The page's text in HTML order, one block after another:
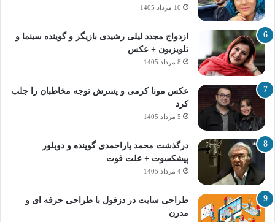
10 مرداد 1405
ازدواج مجدد لیلی رشیدی بازیگر و گوینده سینما و
تلویزیون + عکس
8 مرداد 1405
عکس مونا کرمی و پسرش توجه مخاطبان را جلب
کرد
5 مرداد 1405
درگذشت محمد یاراحمدی گوینده و دوبلور
پیشکسوت + علت فوت
4 مرداد 1405
طراحی سایت در دزفول با طراحی حرفه‌ ای و
مدرن